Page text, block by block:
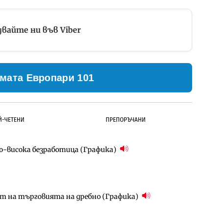
ни във Viber
Европари 101
ЧЕТЕНИ ПРЕПОРЪЧАНИ
висока безработица (Графика)
на търговията на дребно (Графика)
за преместването на трамвайното
Петрохан ще върви паралелно с екологичните
Петрохан ще върви паралелно с екологичните
придобиване на Euroapi Italy